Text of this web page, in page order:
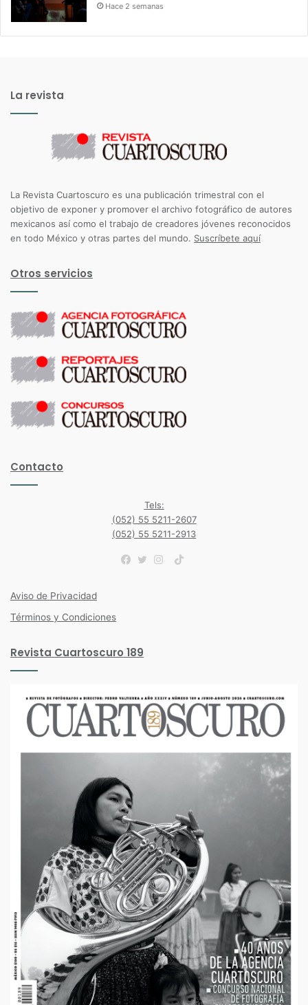
Hace 2 semanas
La revista
La Revista Cuartoscuro es una publicación trimestral con el
objetivo de exponer y promover el archivo fotográfico de autores
mexicanos así como el trabajo de creadores jóvenes reconocidos
en todo México y otras partes del mundo. Suscríbete aquí
Otros servicios
Contacto
Tels:
(052) 55 5211-2607
(052) 55 5211-2913
TikTok
Aviso de Privacidad
Términos y Condiciones
Revista Cuartoscuro 189